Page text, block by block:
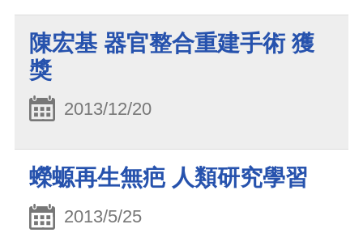
陳宏基 器官整合重建手術 獲
獎
2013/12/20
蠑螈再生無疤 人類研究學習
2013/5/25